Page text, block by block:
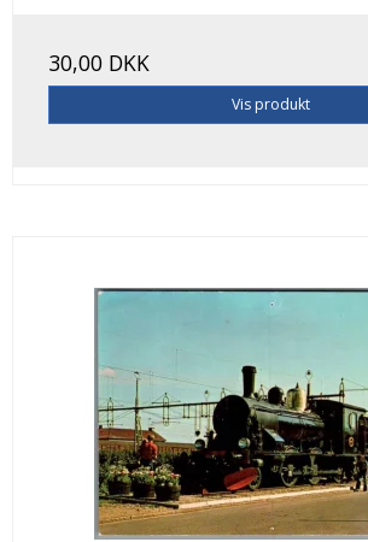
30,00 DKK
Vis produkt